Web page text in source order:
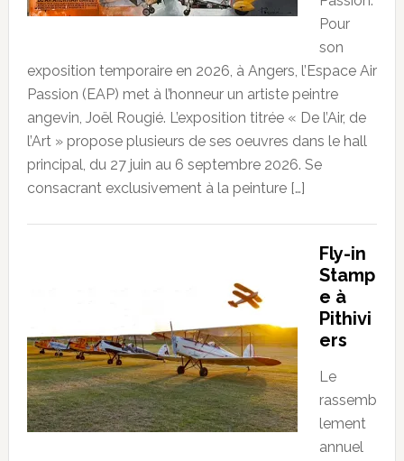
Pour
son
exposition temporaire en 2026, à Angers, l’Espace Air
Passion (EAP) met à l’honneur un artiste peintre
angevin, Joël Rougié. L’exposition titrée « De l’Air, de
l’Art » propose plusieurs de ses oeuvres dans le hall
principal, du 27 juin au 6 septembre 2026. Se
consacrant exclusivement à la peinture […]
Fly-in
Stamp
e à
Pithivi
ers
Le
rassemb
lement
annuel